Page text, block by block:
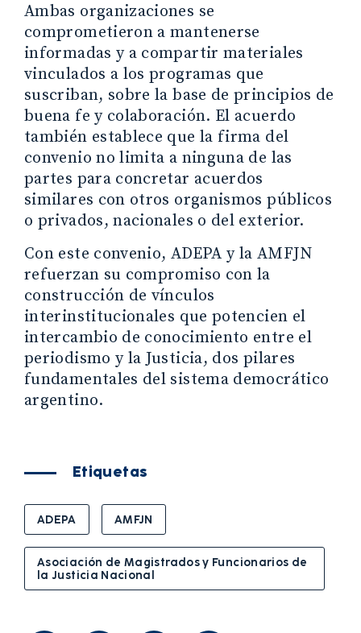
Ambas organizaciones se
comprometieron a mantenerse
informadas y a compartir materiales
vinculados a los programas que
suscriban, sobre la base de principios de
buena fe y colaboración. El acuerdo
también establece que la firma del
convenio no limita a ninguna de las
partes para concretar acuerdos
similares con otros organismos públicos
o privados, nacionales o del exterior.
Con este convenio, ADEPA y la AMFJN
refuerzan su compromiso con la
construcción de vínculos
interinstitucionales que potencien el
intercambio de conocimiento entre el
periodismo y la Justicia, dos pilares
fundamentales del sistema democrático
argentino.
Etiquetas
ADEPA AMFJN
Asociación de Magistrados y Funcionarios de
la Justicia Nacional